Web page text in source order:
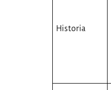
Historia